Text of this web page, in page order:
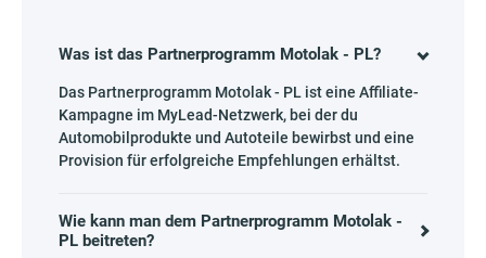
Was ist das Partnerprogramm Motolak - PL?
Das Partnerprogramm Motolak - PL ist eine Affiliate-
Kampagne im MyLead-Netzwerk, bei der du
Automobilprodukte und Autoteile bewirbst und eine
Provision für erfolgreiche Empfehlungen erhältst.
Wie kann man dem Partnerprogramm Motolak -
PL beitreten?